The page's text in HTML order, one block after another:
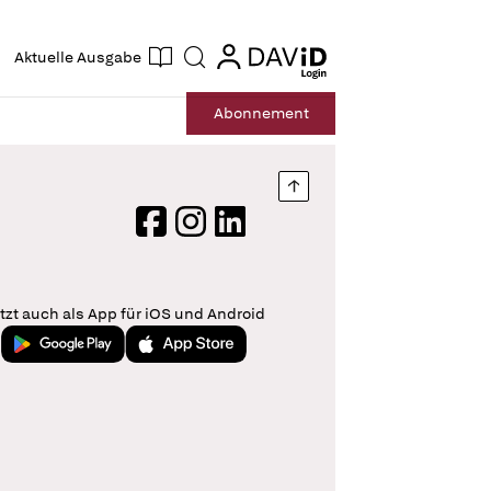
Aktuelle Ausgabe Suche login
login
Abonnement
Nach oben springen
FacebookInstagram
LinkedIn
auch als App für iOS und Android
Jetzt bei Google PlayLaden im App Store